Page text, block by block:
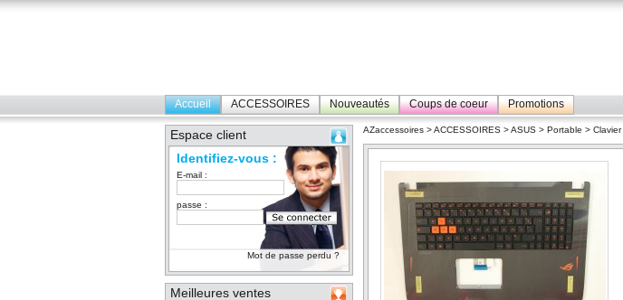
Accueil ACCESSOIRES Nouveautés Coups de coeur Promotions
Espace client
Identifiez-vous :
E-mail :
passe :
Mot de passe perdu ?
Meilleures ventes
AZaccessoires >ACCESSOIRES >ASUS > Portable > Clavier